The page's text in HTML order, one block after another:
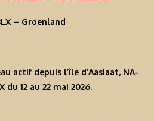
actif depuis l’île d’Aasiaat, NA-
du 12 au 22 mai 2026.